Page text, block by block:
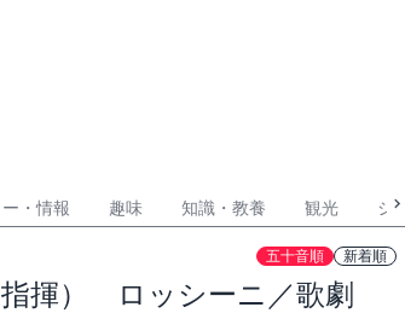
・情報 趣味 知識・教養 観光 シ
五十音順 新着順
揮） ロッシーニ／歌劇